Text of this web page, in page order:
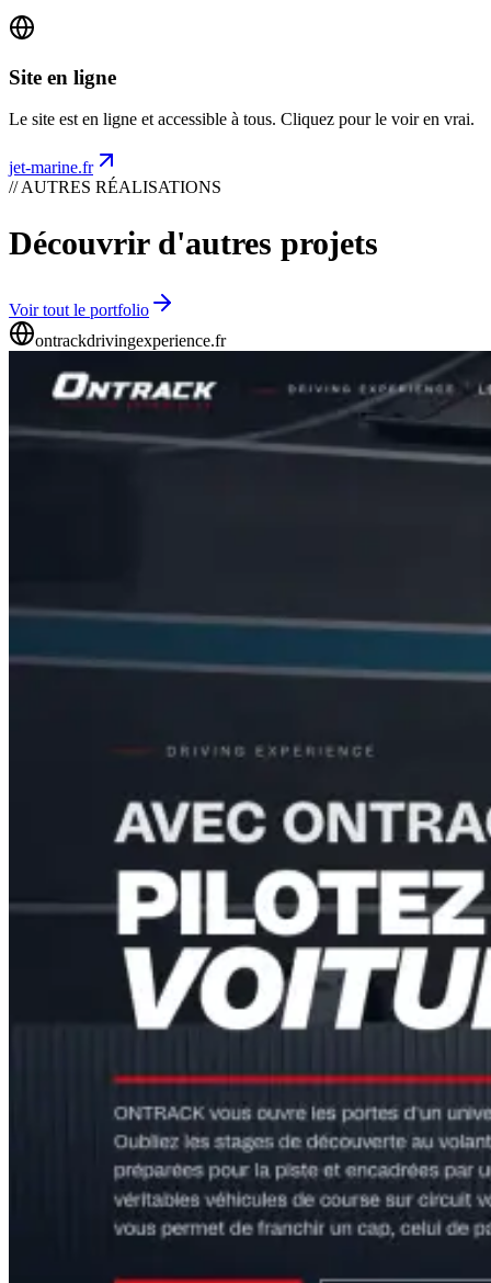
Site en ligne
Le site est en ligne et accessible à tous. Cliquez pour le voir en vrai.
jet-marine.fr
// AUTRES RÉALISATIONS
Découvrir d'autres projets
Voir tout le portfolio
ontrackdrivingexperience.fr